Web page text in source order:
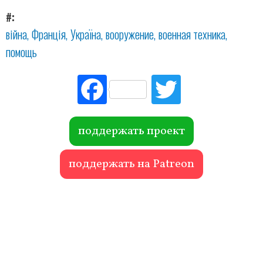
#
війна Франція Україна вооружение военная техника
помощь
Fac
ebo
ok r
поддержать проект
поддержать на Patreon